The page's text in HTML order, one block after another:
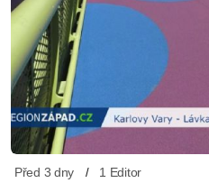
Před 3 dny 1 Editor